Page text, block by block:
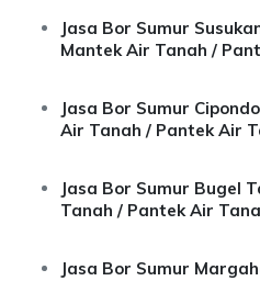
Jasa Bor Sumur
Mantek Air Tanah /
Jasa Bor Sumur
Air Tanah / Pantek Air
Jasa Bor Sumur Bugel
Tanah / Pantek Air
Jasa Bor Sumur